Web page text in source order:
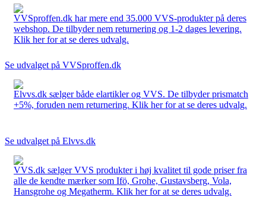
VVSproffen.dk har mere end 35.000 VVS-produkter på deres
webshop. De tilbyder nem returnering og 1-2 dages levering.
Klik her for at se deres udvalg.
Se udvalget på VVSproffen.dk
Elvvs.dk sælger både elartikler og VVS. De tilbyder prismatch
+5%, foruden nem returnering. Klik her for at se deres udvalg.
Se udvalget på Elvvs.dk
VVS.dk sælger VVS produkter i høj kvalitet til gode priser fra
alle de kendte mærker som Ifö, Grohe, Gustavsberg, Vola,
Hansgrohe og Megatherm. Klik her for at se deres udvalg.